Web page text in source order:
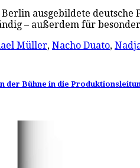
ausgebildete
– außerdem für
Müller, Nacho Duato,
Bühne in die